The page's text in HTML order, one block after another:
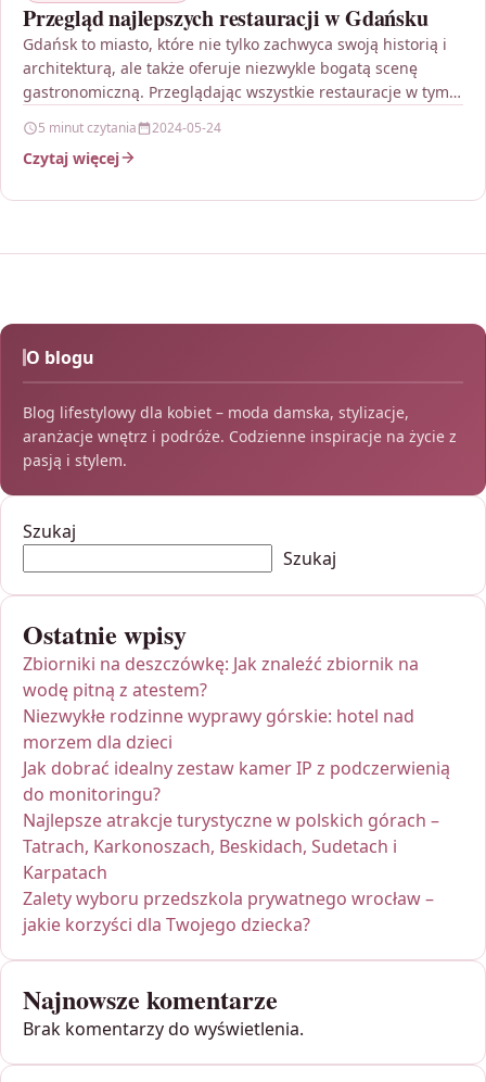
Przegląd najlepszych restauracji w Gdańsku
Gdańsk to miasto, które nie tylko zachwyca swoją historią i
architekturą, ale także oferuje niezwykle bogatą scenę
gastronomiczną. Przeglądając wszystkie restauracje w tym
5 minut czytania 2024-05-24
Czytaj więcej
O blogu
Blog lifestylowy dla kobiet – moda damska, stylizacje,
aranżacje wnętrz i podróże. Codzienne inspiracje na życie z
pasją i stylem.
Szukaj
Szukaj
Ostatnie wpisy
Zbiorniki na deszczówkę: Jak znaleźć zbiornik na
wodę pitną z atestem?
Niezwykłe rodzinne wyprawy górskie: hotel nad
morzem dla dzieci
Jak dobrać idealny zestaw kamer IP z podczerwienią
do monitoringu?
Najlepsze atrakcje turystyczne w polskich górach –
Tatrach, Karkonoszach, Beskidach, Sudetach i
Karpatach
Zalety wyboru przedszkola prywatnego wrocław –
jakie korzyści dla Twojego dziecka?
Najnowsze komentarze
Brak komentarzy do wyświetlenia.